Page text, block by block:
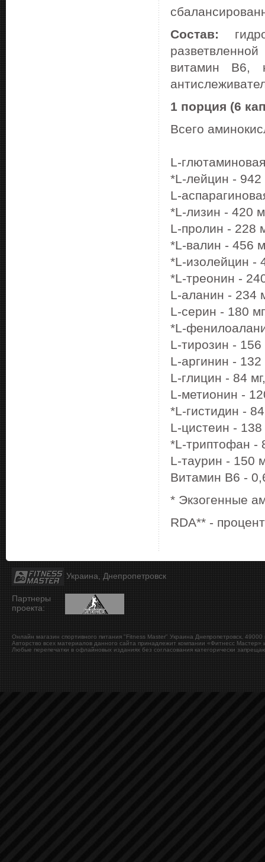
Состав:
витамин B6,
1 порция (6
Всего
L-
*L-лейцин - 942
L-
*L-лизин - 420
L-пролин - 228
*L-валин - 456
*L-изолейцин -
*L-треонин -
L-аланин - 234
L-серин - 180
*L-
L-тирозин - 156
L-аргинин - 132
L-глицин - 84 мг,
L-метионин -
*L-гистидин -
L-цистеин - 138
*L-триптофан -
L-таурин - 150
Витамин В6 -
* Экзогенные
RDA** -
Украина, Днепропетровск
Партнеры
проекта:
Онлайн магазин спортивного питания "Fitness Master" Украина Днепропетровск 49000
Авторство всех материалов данного сайта принадлежит компании «Фитнесс Мастер»
Любые перепечатки в офлайновых изданиях без согласования категорически